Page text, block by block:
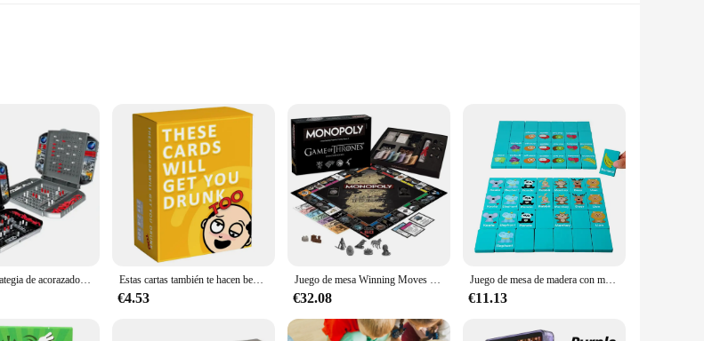
the rigors of poolside fun. The material is not only durable but also gentle on children's skin, ensuring a safe
a convenient addition to any family's summer activities.
fun. The playful design, featuring bright colors and engaging patterns, is sure to capture the imagination of children.
and family. Whether it's a pool party or a day at the beach, these floaters are the perfect companions for hours of
a comfortable and secure fit for kids aged 3-12 years. The floaters are not only safe but also offer a sense of
and online marketplaces.
Juego de estrategia de acorazado tradicional, interesante juego de mesa de acorazado para padres e hijos, entretenimiento para fiestas Estas cartas también te hacen beber [extendido], un divertido juego para beber de fiesta para adultos
€4.53
Juego de mesa Winning Moves Games - Monopolio de Juego de Tronos de lujo
€32.08
Juego de mesa de madera con memoria para niños, juego de Mahjong, juegos familiares, frutas, animales, dibujos animados, rompecabezas educativo temprano, juguete
€11.13